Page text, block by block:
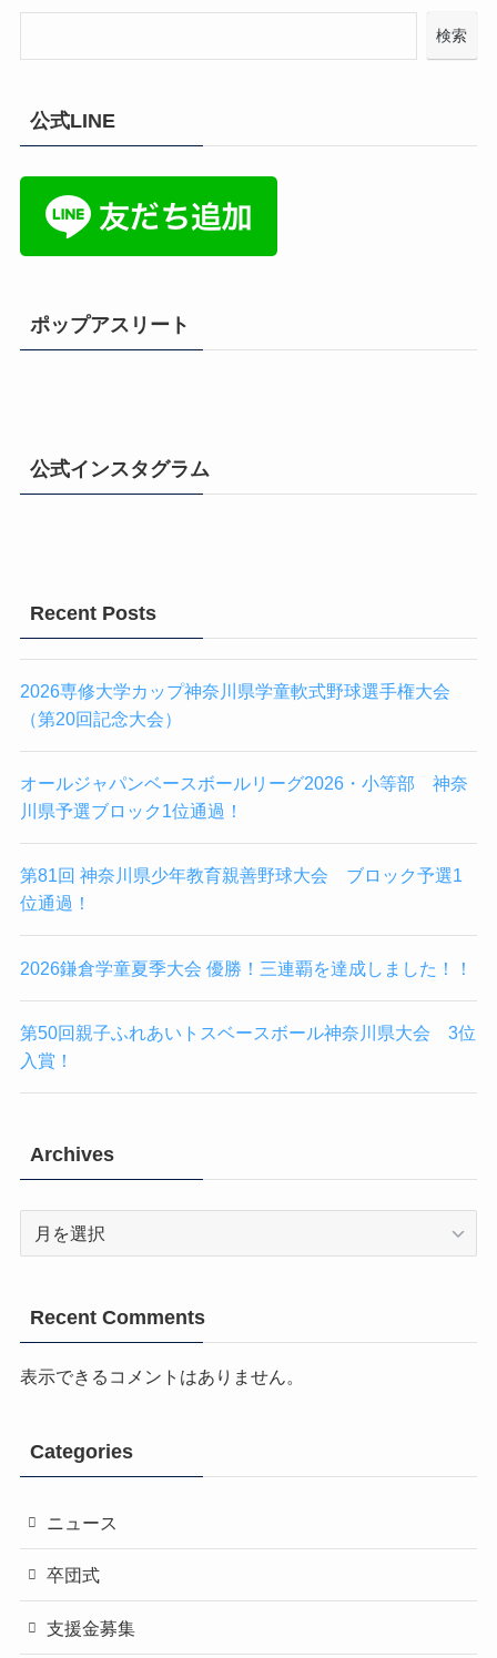
検索
公式LINE
ポップアスリート
公式インスタグラム
Recent Posts
2026専修大学カップ神奈川県学童軟式野球選手権大会
（第20回記念大会）
オールジャパンベースボールリーグ2026・小等部 神奈
川県予選ブロック1位通過！
第81回 神奈川県少年教育親善野球大会 ブロック予選1
位通過！
2026鎌倉学童夏季大会 優勝！三連覇を達成しました！！
第50回親子ふれあいトスベースボール神奈川県大会 3位
入賞！
Archives
Archives
Recent Comments
表示できるコメントはありません。
Categories
ニュース
卒団式
支援金募集